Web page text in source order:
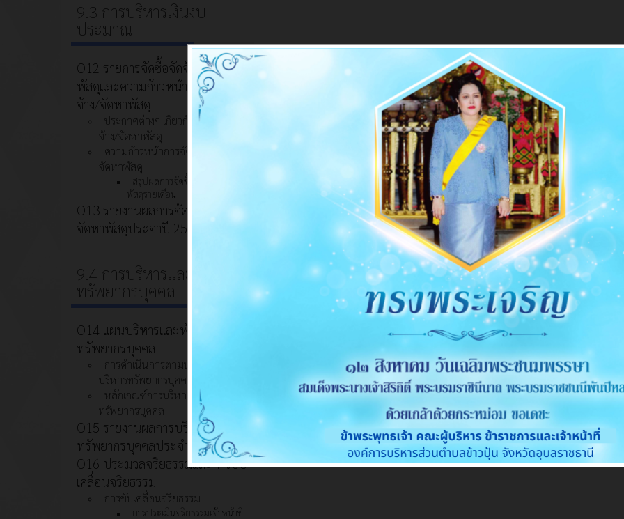
9.3 การบริหารเงินงบ
ประมาณ
O12 รายการจัดซื้อจัดจ้าง/จัดหา
พัสดุและความก้าวหน้าการจัดซื้อจัด
จ้าง/จัดหาพัสดุ
ประกาศต่างๆ เกี่ยวกับการจัดซื้อจัด
จ้าง/จัดหาพัสดุ
ความก้าวหน้าการจัดซื้อจัดจ้าง/
จัดหาพัสดุ
สรุปผลการจัดซื้อจัดจ้าง/จัดหา
พัสดุรายเดือน
O13 รายงานผลการจัดซื้อจัดจ้าง/
จัดหาพัสดุประจาปี 2567
9.4 การบริหารและพัฒนา
ทรัพยากรบุคคล
O14 แผนบริหารและพัฒนา
ทรัพยากรบุคคล
การดำเนินการตามนโยบายการ
บริหารทรัพยากรบุคคล
หลักเกณฑ์การบริหารและพัฒนา
ทรัพยากรบุคคล
O15 รายงานผลการบริหารและ
ทรัพยากรบุคคลประจำปี 2567
O16 ประมวลจริยธรรมและการขับ
เคลื่อนจริยธรรม
การขับเคลื่อนจริยธรรม
การประเมินจริยธรรมเจ้าหน้าที่